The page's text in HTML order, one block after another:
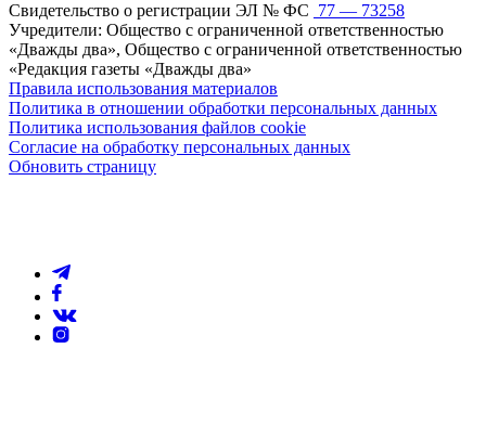
Свидетельство о регистрации ЭЛ № ФС 77 — 73258
Учредители: Общество с ограниченной ответственностью
«Дважды два», Общество с ограниченной ответственностью
«Редакция газеты «Дважды два»
Правила использования материалов
Политика в отношении обработки персональных данных
Политика использования файлов cookie
Согласие на обработку персональных данных
Обновить страницу